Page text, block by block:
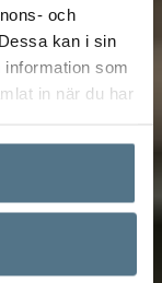
och
kan i sin
som
in när du har